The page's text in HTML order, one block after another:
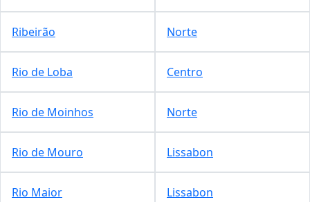
Ribeirão Norte
Rio de Loba Centro
Rio de Moinhos Norte
Rio de Mouro Lissabon
Rio Maior Lissabon